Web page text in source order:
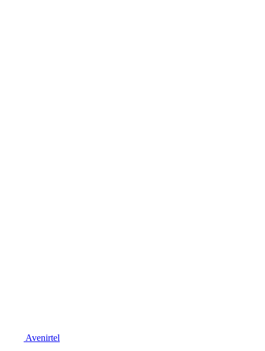
Avenirtel